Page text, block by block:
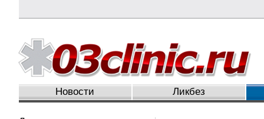
Новости Ликбез